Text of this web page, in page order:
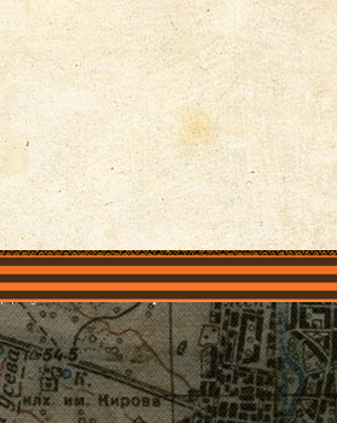
Документы Галерея О нас